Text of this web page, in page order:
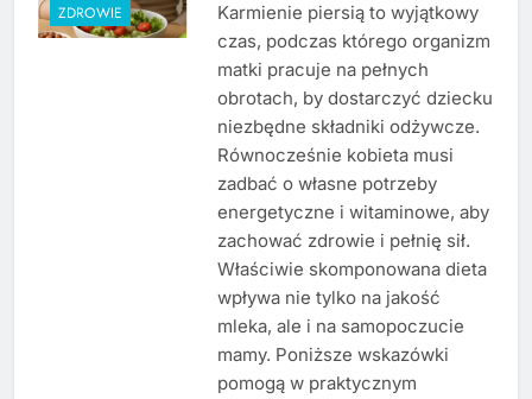
ZDROWIE
Karmienie piersią to wyjątkowy
czas, podczas którego organizm
matki pracuje na pełnych
obrotach, by dostarczyć dziecku
niezbędne składniki odżywcze.
Równocześnie kobieta musi
zadbać o własne potrzeby
energetyczne i witaminowe, aby
zachować zdrowie i pełnię sił.
Właściwie skomponowana dieta
wpływa nie tylko na jakość
mleka, ale i na samopoczucie
mamy. Poniższe wskazówki
pomogą w praktycznym